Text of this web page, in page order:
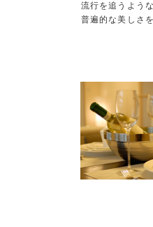
流行を追うよう
普遍的な美しさ